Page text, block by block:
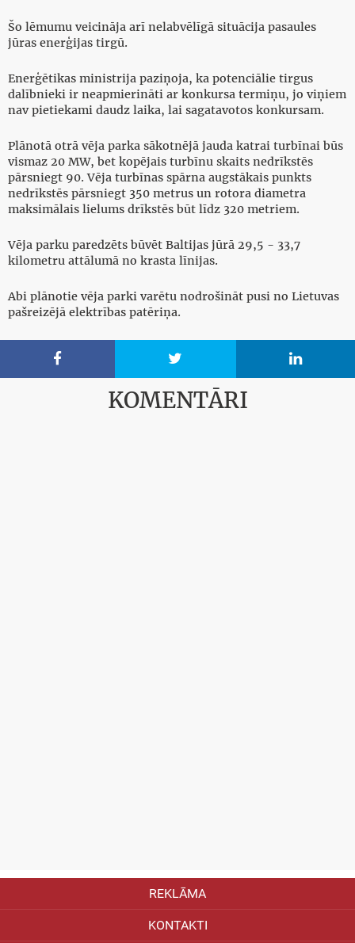
Šo lēmumu veicināja arī nelabvēlīgā situācija pasaules
jūras enerģijas tirgū.
Enerģētikas ministrija paziņoja, ka potenciālie tirgus
dalībnieki ir neapmierināti ar konkursa termiņu, jo viņiem
nav pietiekami daudz laika, lai sagatavotos konkursam.
Plānotā otrā vēja parka sākotnējā jauda katrai turbīnai būs
vismaz 20 MW, bet kopējais turbīnu skaits nedrīkstēs
pārsniegt 90. Vēja turbīnas spārna augstākais punkts
nedrīkstēs pārsniegt 350 metrus un rotora diametra
maksimālais lielums drīkstēs būt līdz 320 metriem.
Vēja parku paredzēts būvēt Baltijas jūrā 29,5 - 33,7
kilometru attālumā no krasta līnijas.
Abi plānotie vēja parki varētu nodrošināt pusi no Lietuvas
pašreizējā elektrības patēriņa.
  
KOMENTĀRI
REKLĀMA
KONTAKTI